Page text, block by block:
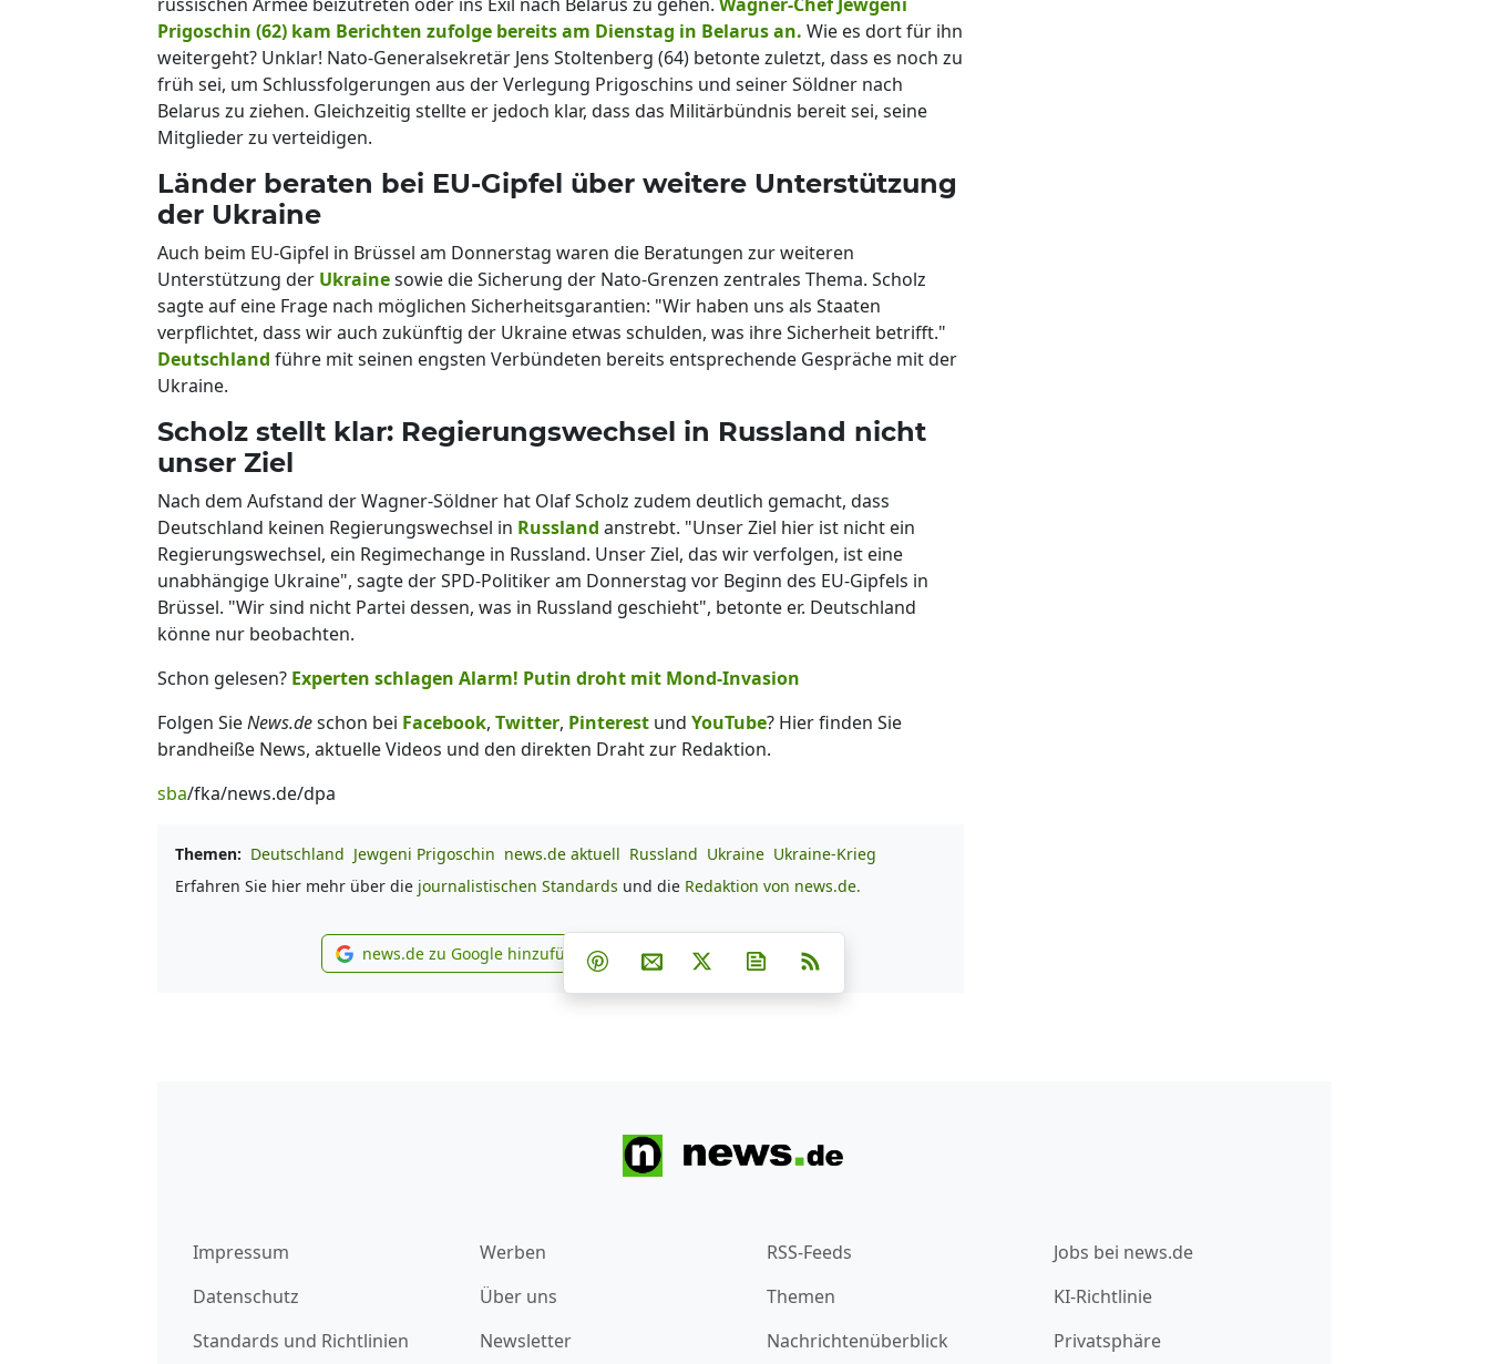
Prigoschin (62) kam Berichten zufolge bereits am Dienstag in Belarus an. Wie es dort für ihn
weitergeht? Unklar! Nato-Generalsekretär Jens Stoltenberg (64) betonte zuletzt, dass es noch zu
früh sei, um Schlussfolgerungen aus der Verlegung Prigoschins und seiner Söldner nach
Belarus zu ziehen. Gleichzeitig stellte er jedoch klar, dass das Militärbündnis bereit sei, seine
Mitglieder zu verteidigen.
Länder beraten bei EU-Gipfel über weitere Unterstützung
der Ukraine
Auch beim EU-Gipfel in Brüssel am Donnerstag waren die Beratungen zur weiteren
Unterstützung der Ukrainesowie die Sicherung der Nato-Grenzen zentrales Thema. Scholz
sagte auf eine Frage nach möglichen Sicherheitsgarantien: "Wir haben uns als Staaten
verpflichtet, dass wir auch zukünftig der Ukraine etwas schulden, was ihre Sicherheit betrifft."
Deutschland führe mit seinen engsten Verbündeten bereits entsprechende Gespräche mit der
Ukraine.
Scholz stellt klar: Regierungswechsel in Russland nicht
unser Ziel
Nach dem Aufstand der Wagner-Söldner hat Olaf Scholz zudem deutlich gemacht, dass
Deutschland keinen Regierungswechsel in Russland anstrebt. "Unser Ziel hier ist nicht ein
Regierungswechsel, ein Regimechange in Russland. Unser Ziel, das wir verfolgen, ist eine
unabhängige Ukraine", sagte der SPD-Politiker am Donnerstag vor Beginn des EU-Gipfels in
Brüssel. "Wir sind nicht Partei dessen, was in Russland geschieht", betonte er. Deutschland
könne nur beobachten.
Schon gelesen? Experten schlagen Alarm! Putin droht mit Mond-Invasion
Folgen SieNews.deschon bei Facebook, Twitter, Pinterest und YouTube? Hier finden Sie
brandheiße News, aktuelle Videos und den direkten Draht zur Redaktion.
sba/fka/news.de/dpa
Themen: Deutschland Jewgeni Prigoschin news.de aktuell Russland Ukraine Ukraine-Krieg
Erfahren Sie hier mehr über die journalistischen Standards und die Redaktion von news.de.
news.de zu Google hinzufügen
news.de zu Google hinzufügen Teilen auf Facebook
Teilen auf Whatsapp
Teilen auf Telegram
Teilen auf Pinterest
Per E-Mail teilen
Post auf XNewsletter abonnieren
Impressum
Datenschutz
Standards und Richtlinien
Werben
Über uns
Newsletter
RSS-Feeds
Themen
Nachrichtenüberblick
Jobs bei news.de
KI-Richtlinie
Privatsphäre